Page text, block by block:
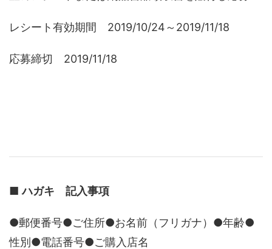
レシート有効期間 2019/10/24～2019/11/18
応募締切 2019/11/18
■ハガキ 記入事項
●郵便番号●ご住所●お名前（フリガナ）●年齢●
性別●電話番号●ご購入店名